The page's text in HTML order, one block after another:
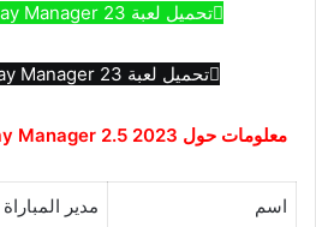
تحميل لعبة Matchday Manager 23 للاندرويد
تحميل لعبة Matchday Manager 23 للايفون
معلومات حول Matchday Manager 2.5 2023 مهكرة للموبايل
اسم مدير المباراة 23 APK